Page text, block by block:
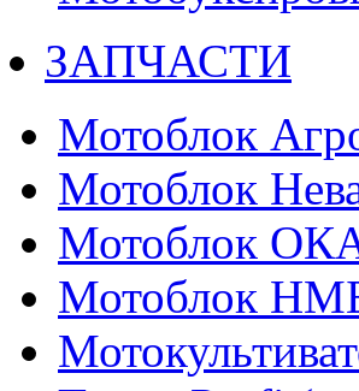
ЗАПЧАСТИ
Мотоблок
Мотоблок
Мотоблок
Мотоблок